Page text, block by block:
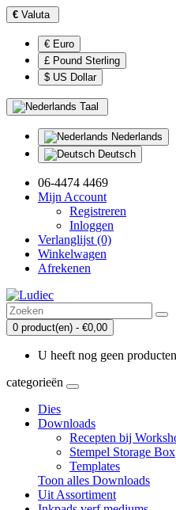
€ Valuta
€ Euro
£ Pound Sterling
$ US Dollar
Taal
Nederlands
Deutsch
06-4474 4469
Mijn Account
Registreren
Inloggen
Verlanglijst (0)
Winkelwagen
Afrekenen
0 product(en) - €0,00
U heeft nog geen
categorieën
Dies
Downloads
Recepten bij
Stempel Storage Box
Templates
Toon alles Downloads
Uit Assortiment